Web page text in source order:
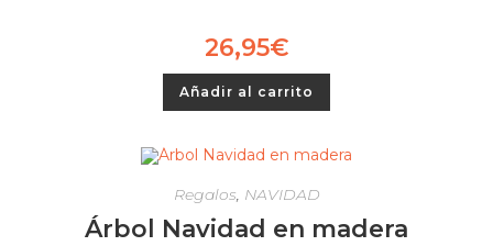
26,95€
Añadir al carrito
Regalos, NAVIDAD
Árbol Navidad en madera